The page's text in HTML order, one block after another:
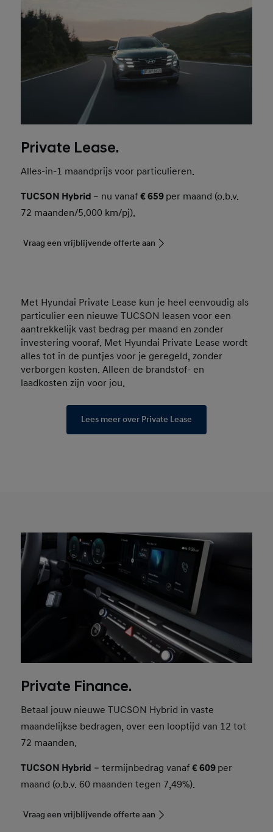
Private Lease.
Alles-in-1 maandprijs voor particulieren.
TUCSON Hybrid – nu vanaf€ 659 per maand (o.b.v.
72 maanden/5.000 km/pj).
Vraag een vrijblijvende offerte aan
Met Hyundai Private Lease kun je heel eenvoudig als
particulier een nieuwe TUCSON leasen voor een
aantrekkelijk vast bedrag per maand en zonder
investering vooraf. Met Hyundai Private Lease wordt
alles tot in de puntjes voor je geregeld, zonder
verborgen kosten. Alleen de brandstof- en
laadkosten zijn voor jou.
Lees meer over Private Lease
Private Finance.
Betaal jouw nieuwe TUCSON Hybrid in vaste
maandelijkse bedragen, over een looptijd van 12 tot
72 maanden.
TUCSON Hybrid – termijnbedrag vanaf€ 609 per
maand (o.b.v. 60 maanden tegen 7,49%).
Vraag een vrijblijvende offerte aan